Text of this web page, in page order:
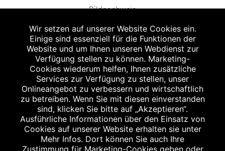
Bildnachweis
Abgabe in haushaltsüblichen Mengen, solange der Vorrat reicht. Für Druck-
und Satzfehler keine Haftung.
Zu Risiken und Nebenwirkungen lesen Sie die Packungsbeilage und fragen
Sie Ihren Arzt oder Apotheker.
Angabe nach der deutschen Arzneimitteltaxe Apothekenerstattungspreis
(AEP). Der AEP ist keine unverbindliche Preisempfehlung der Hersteller. Der
AEP ist ein von den Apotheken in Ansatz gebrachter Preis für rezeptfreie
Arzneimittel. Er entspricht in der Höhe dem für Apotheken verbindlichen
Abgabepreis, zu dem eine Apotheke in bestimmten Fällen (z.B. bei Kindern
unter 12 Jahren) das Produkt mit der gesetzlichen Krankenversicherung
Wir setzen auf unserer Website Cookies ein.
Einige sind essenziell für die Funktionen der
Website und um Ihnen unseren Webdienst zur
Verfügung stellen zu können. Marketing-
Cookies wiederum helfen, Ihnen zusätzliche
Services zur Verfügung zu stellen, unser
Onlineangebot zu verbessern und wirtschaftlich
zu betreiben. Wenn Sie mit diesen einverstanden
sind, klicken Sie bitte auf „Akzeptieren“.
Ausführliche Informationen über den Einsatz von
Cookies auf unserer Website erhalten sie unter
Mehr Infos. Dort können Sie auch Ihre
Zustimmung für Marketing-Cookies geben oder